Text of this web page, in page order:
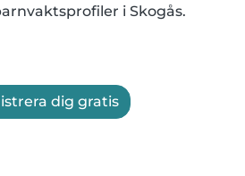
i Skogås.
dig gratis